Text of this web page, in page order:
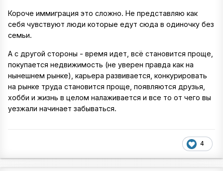
Короче иммиграция это сложно. Не представляю как
себя чувствуют люди которые едут сюда в одиночку без
семьи.
А с другой стороны - время идет, всё становится проще,
покупается недвижимость (не уверен правда как на
нынешнем рынке), карьера развивается, конкурировать
на рынке труда становится проще, появляются друзья,
хобби и жизнь в целом налаживается и все то от чего вы
уезжали начинает забываться.
4